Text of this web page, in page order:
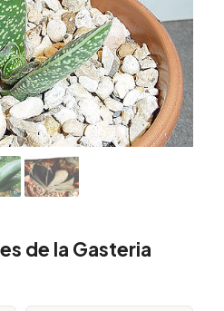
de la Gasteria